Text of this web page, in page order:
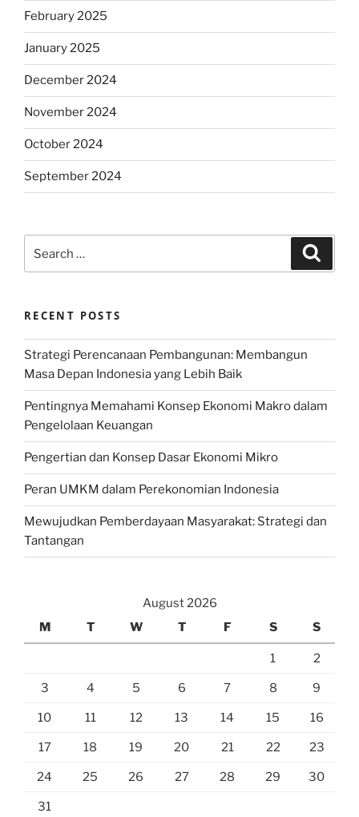
February 2025
January 2025
December 2024
November 2024
October 2024
September 2024
for:
RECENT POSTS
Strategi Perencanaan Pembangunan: Membangun
Masa Depan Indonesia yang Lebih Baik
Pentingnya Memahami Konsep Ekonomi Makro dalam
Pengelolaan Keuangan
Pengertian dan Konsep Dasar Ekonomi Mikro
Peran UMKM dalam Perekonomian Indonesia
Mewujudkan Pemberdayaan Masyarakat: Strategi dan
Tantangan
August 2026
M
T W T F S S
1 2
3 4 5 6 7 8 9
10 11 12 13 14 15 16
17 18 19 20 21 22 23
24 25 26 27 28 29 30
31